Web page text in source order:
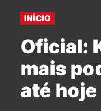
INÍCIO
Oficial:
mais
até hoje